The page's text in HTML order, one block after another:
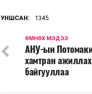
УНШСАН: 1345
ӨМНӨХ МЭДЭЭ
АНУ-ын
хамтран
байгууллаа